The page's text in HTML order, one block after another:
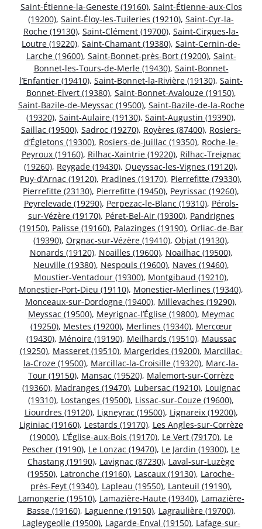
Saint-Étienne-la-Geneste (19160), Saint-Étienne-aux-Clos
(19200), Saint-Éloy-les-Tuileries (19210), Saint-Cyr-la-
Roche (19130), Saint-Clément (19700), Saint-Cirgues-la-
Loutre (19220), Saint-Chamant (19380), Saint-Cernin-de-
Larche (19600), Saint-Bonnet-près-Bort (19200), Saint-
Bonnet-les-Tours-de-Merle (19430), Saint-Bonnet-
l’Enfantier (19410), Saint-Bonnet-la-Rivière (19130), Saint-
Bonnet-Elvert (19380), Saint-Bonnet-Avalouze (19150),
Saint-Bazile-de-Meyssac (19500), Saint-Bazile-de-la-Roche
(19320), Saint-Aulaire (19130), Saint-Augustin (19390),
Saillac (19500), Sadroc (19270), Royères (87400), Rosiers-
d’Égletons (19300), Rosiers-de-Juillac (19350), Roche-le-
Peyroux (19160), Rilhac-Xaintrie (19220), Rilhac-Treignac
(19260), Reygade (19430), Queyssac-les-Vignes (19120),
Puy-d’Arnac (19120), Pradines (19170), Pierrefitte (79330),
Pierrefitte (23130), Pierrefitte (19450), Peyrissac (19260),
Peyrelevade (19290), Perpezac-le-Blanc (19310), Pérols-
sur-Vézère (19170), Péret-Bel-Air (19300), Pandrignes
(19150), Palisse (19160), Palazinges (19190), Orliac-de-Bar
(19390), Orgnac-sur-Vézère (19410), Objat (19130),
Nonards (19120), Noailles (19600), Noailhac (19500),
Neuville (19380), Nespouls (19600), Naves (19460),
Moustier-Ventadour (19300), Montgibaud (19210),
Monestier-Port-Dieu (19110), Monestier-Merlines (19340),
Monceaux-sur-Dordogne (19400), Millevaches (19290),
Meyssac (19500), Meyrignac-l’Église (19800), Meymac
(19250), Mestes (19200), Merlines (19340), Mercœur
(19430), Ménoire (19190), Meilhards (19510), Maussac
(19250), Masseret (19510), Margerides (19200), Marcillac-
la-Croze (19500), Marcillac-la-Croisille (19320), Marc-la-
Tour (19150), Mansac (19520), Malemort-sur-Corrèze
(19360), Madranges (19470), Lubersac (19210), Louignac
(19310), Lostanges (19500), Lissac-sur-Couze (19600),
Liourdres (19120), Ligneyrac (19500), Lignareix (19200),
Liginiac (19160), Lestards (19170), Les Angles-sur-Corrèze
(19000), L’Église-aux-Bois (19170), Le Vert (79170), Le
Pescher (19190), Le Lonzac (19470), Le Jardin (19300), Le
Chastang (19190), Lavignac (87230), Laval-sur-Luzège
(19550), Latronche (19160), Lascaux (19130), Laroche-
près-Feyt (19340), Lapleau (19550), Lanteuil (19190),
Lamongerie (19510), Lamazière-Haute (19340), Lamazière-
Basse (19160), Laguenne (19150), Lagraulière (19700),
Lagleygeolle (19500), Lagarde-Enval (19150), Lafage-sur-